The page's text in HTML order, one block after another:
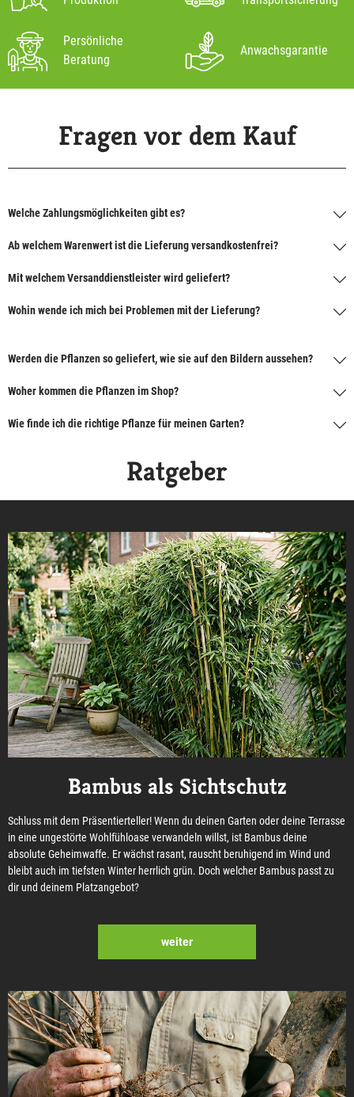
Persönliche
Beratung
Anwachsgarantie
Fragen vor dem Kauf
Welche Zahlungsmöglichkeiten gibt es?
Ab welchem Warenwert ist die Lieferung versandkostenfrei?
Mit welchem Versanddienstleister wird geliefert?
Wohin wende ich mich bei Problemen mit der Lieferung?
Werden die Pflanzen so geliefert, wie sie auf den Bildern aussehen?
Woher kommen die Pflanzen im Shop?
Wie finde ich die richtige Pflanze für meinen Garten?
Ratgeber
Bambus als Sichtschutz
Schluss mit dem Präsentierteller! Wenn du deinen Garten oder deine Terrasse
in eine ungestörte Wohlfühloase verwandeln willst, ist Bambus deine
absolute Geheimwaffe. Er wächst rasant, rauscht beruhigend im Wind und
bleibt auch im tiefsten Winter herrlich grün. Doch welcher Bambus passt zu
dir und deinem Platzangebot?
weiter